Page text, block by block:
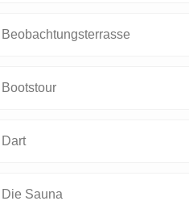
Beobachtungsterrasse
Bootstour
Dart
Die Sauna